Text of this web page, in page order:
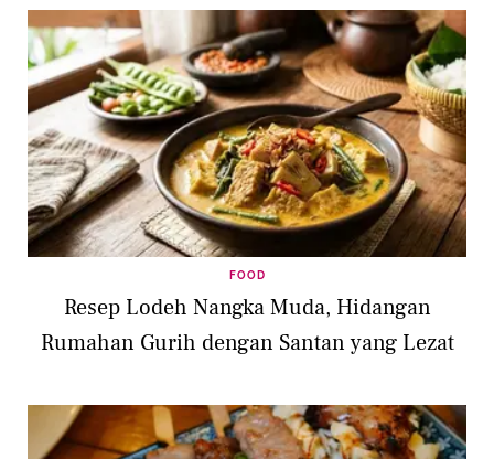
FOOD
Resep Lodeh Nangka Muda, Hidangan
Rumahan Gurih dengan Santan yang Lezat